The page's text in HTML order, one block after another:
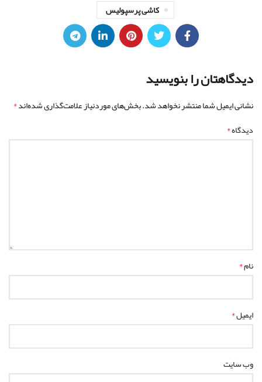
کاشی پرسپولیس
دیدگاهتان را بنویسید
نشانی ایمیل شما منتشر نخواهد شد.بخش‌های موردنیاز علامت‌گذاری شده‌اند*
دیدگاه*
نام*
ایمیل*
وب‌ سایت